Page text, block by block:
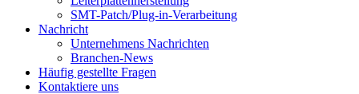
SMT-Patch/Plug-in-Verarbeitung
Nachricht
Unternehmens Nachrichten
Branchen-News
Häufig gestellte Fragen
Kontaktiere uns